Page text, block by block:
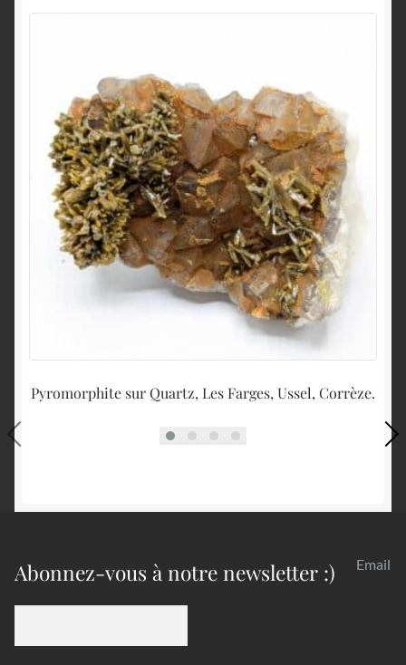
Pyromorphite sur Quartz, Les Farges, Ussel, Corrèze.
Abonnez-vous à notre newsletter :) Email